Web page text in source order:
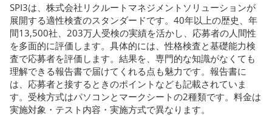
SPI3は、株式会社リクルートマネジメントソリューションが
展開する適性検査のスタンダードです。40年以上の歴史、年
間13,500社、203万人受検の実績を活かし、応募者の人間性
を多面的に評価します。具体的には、性格検査と基礎能力検
査で応募者を評価します。結果を、専門的な知識がなくても
理解できる報告書で届けてくれる点も魅力です。報告書に
は、応募者と接するときのポイントなども記載されていま
す。受検方式はパソコンとマークシートの2種類です。料金は
実施対象・テスト内容・実施方式で異なります。